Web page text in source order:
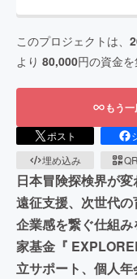
このプロジェクトは、
より 80,000円の資金を
もう
ポスト
埋め込み
日本冒険探検界が
遠征支援、次世代
企業感を繋ぐ仕組
家基金『
立サポート、個人